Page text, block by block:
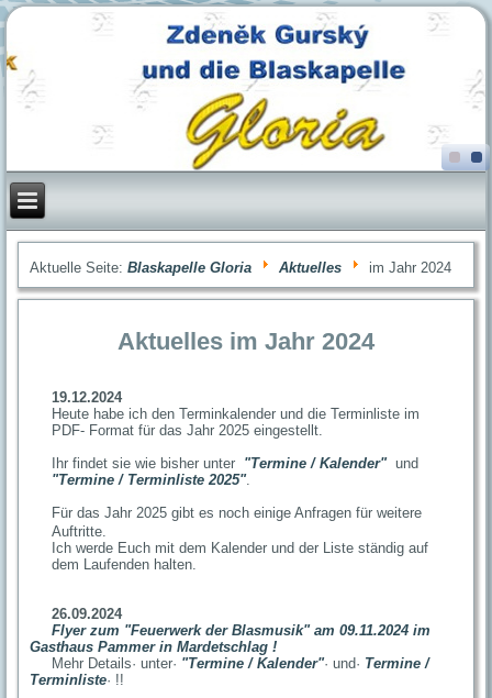
Aktuelle Seite:Blaskapelle Gloria Aktuelles im Jahr 2024
Aktuelles im Jahr 2024
19.12.2024
Heute habe ich den Terminkalender und die Terminliste im
PDF- Format für das Jahr 2025 eingestellt.
Ihr findet sie wie bisher unter "Termine / Kalender"und
"Termine / Terminliste 2025".
Für das Jahr 2025 gibt es noch einige Anfragen für weitere
Auftritte.
Ich werde Euch mit dem Kalender und der Liste ständig auf
dem Laufenden halten.
26.09.2024
Flyer zum "Feuerwerk der Blasmusik" am 09.11.2024 im
Gasthaus Pammer in Mardetschlag !
Mehr Details· unter· "Termine / Kalender"· und· Termine /
Terminliste· !!